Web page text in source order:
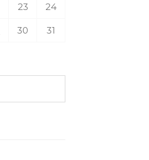
23 24
30
31